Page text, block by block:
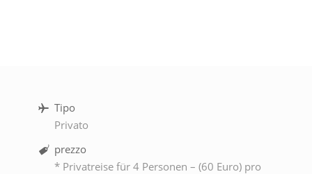
Tipo
Privato
prezzo
* Privatreise für 4 Personen – (60 Euro) pro